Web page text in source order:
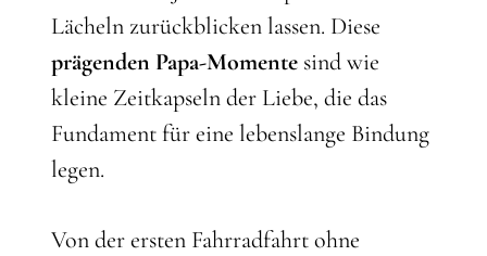
Lächeln zurückblicken lassen. Diese
prägenden Papa-Momente sind wie
kleine Zeitkapseln der Liebe, die das
Fundament für eine lebenslange Bindung
legen.
Von der ersten Fahrradfahrt ohne